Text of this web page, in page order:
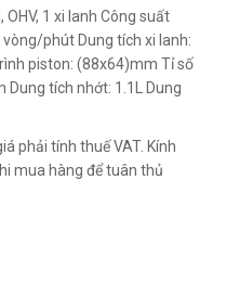
1 xi lanh Công suất
phút Dung tích xi lanh:
piston: (88x64)mm Tỉ số
Dung tích nhớt: 1.1L Dung
phải tính thuế VAT. Kính
mua hàng để tuân thủ